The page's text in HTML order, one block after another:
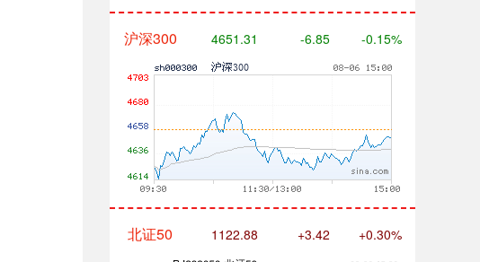
沪深300 4651.31 -6.85 -0.15%
北证50 1122.88 +3.42 +0.30%